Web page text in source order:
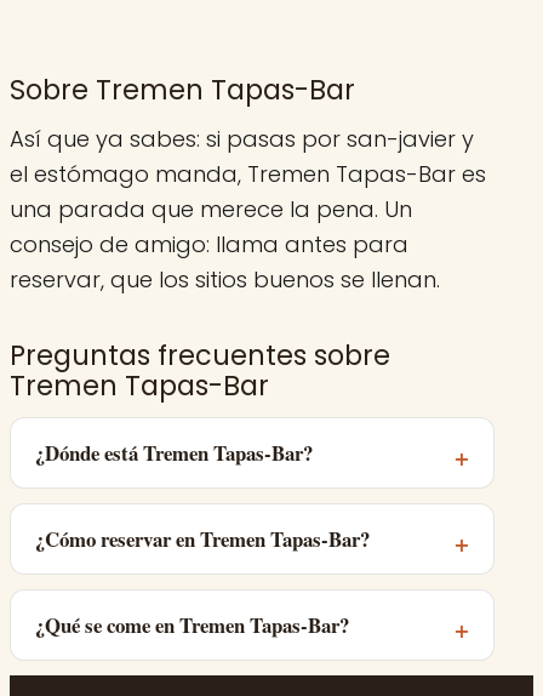
Sobre Tremen Tapas-Bar
Así que ya sabes: si pasas por san-javier y
el estómago manda, Tremen Tapas-Bar es
una parada que merece la pena. Un
consejo de amigo: llama antes para
reservar, que los sitios buenos se llenan.
Preguntas frecuentes sobre
Tremen Tapas-Bar
¿Dónde está Tremen Tapas-Bar?
¿Cómo reservar en Tremen Tapas-Bar?
¿Qué se come en Tremen Tapas-Bar?